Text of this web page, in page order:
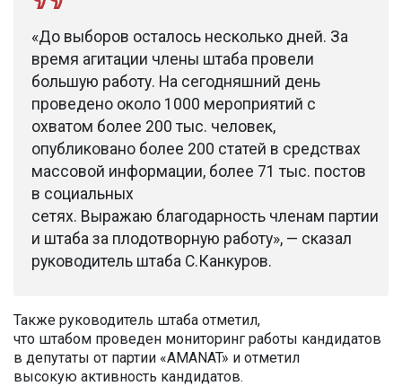
«До выборов осталось несколько дней. За
время агитации члены штаба провели
большую работу. На сегодняшний день
проведено около 1000 мероприятий с
охватом более 200 тыс. человек,
опубликовано более 200 статей в средствах
массовой информации, более 71 тыс. постов
в социальных
сетях. Выражаю благодарность членам партии
и штаба за плодотворную работу», — сказал
руководитель штаба С.Канкуров.
Также руководитель штаба отметил,
что штабом проведен мониторинг работы кандидатов
в депутаты от партии «AMANAT» и отметил
высокую активность кандидатов.